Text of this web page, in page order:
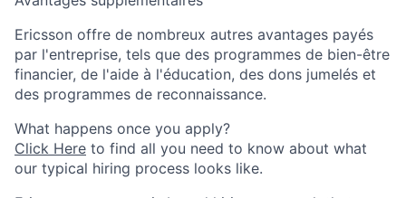
Ericsson offre de nombreux autres avantages payés
par l'entreprise, tels que des programmes de bien-être
financier, de l'aide à l'éducation, des dons jumelés et
des programmes de reconnaissance.
What happens once you apply?
Click Here to find all you need to know about what
our typical hiring process looks like.